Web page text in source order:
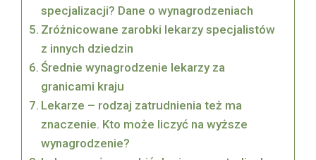
specjalizacji? Dane o wynagrodzeniach
Zróżnicowane zarobki lekarzy specjalistów
z innych dziedzin
Średnie wynagrodzenie lekarzy za
granicami kraju
Lekarze – rodzaj zatrudnienia też ma
znaczenie. Kto może liczyć na wyższe
wynagrodzenie?